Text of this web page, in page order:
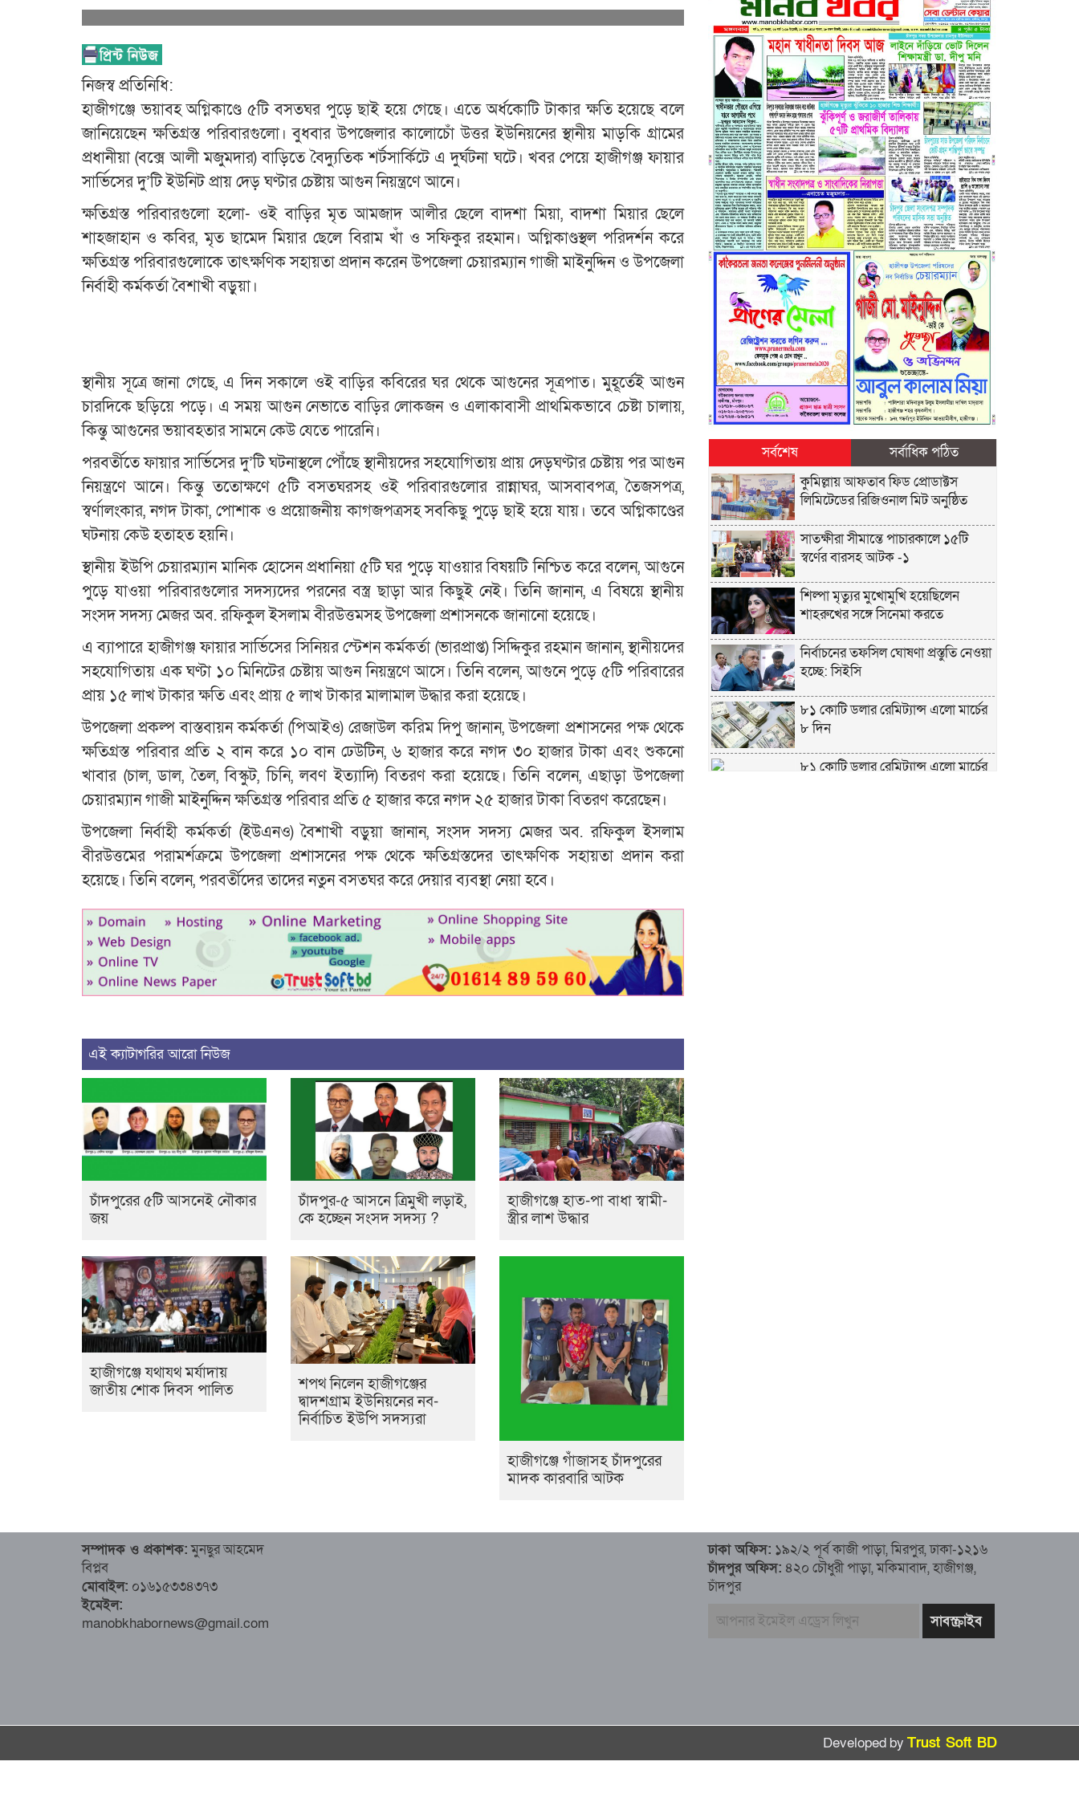
নিজস্ব প্রতিনিধি:
হাজীগঞ্জে ভয়াবহ অগ্নিকাণ্ডে ৫টি বসতঘর পুড়ে ছাই হয়ে গেছে। এতে অর্ধকোটি টাকার ক্ষতি হয়েছে বলে
জানিয়েছেন ক্ষতিগ্রস্ত পরিবারগুলো। বুধবার উপজেলার কালোচোঁ উত্তর ইউনিয়নের স্থানীয় মাড়কি গ্রামের
প্রধানীয়া (বক্সে আলী মজুমদার) বাড়িতে বৈদ্যুতিক শর্টসার্কিটে এ দুর্ঘটনা ঘটে। খবর পেয়ে হাজীগঞ্জ ফায়ার
সার্ভিসের দু’টি ইউনিট প্রায় দেড় ঘণ্টার চেষ্টায় আগুন নিয়ন্ত্রণে আনে।
ক্ষতিগ্রস্ত পরিবারগুলো হলো- ওই বাড়ির মৃত আমজাদ আলীর ছেলে বাদশা মিয়া, বাদশা মিয়ার ছেলে
শাহজাহান ও কবির, মৃত ছামেদ মিয়ার ছেলে বিরাম খাঁ ও সফিকুর রহমান। অগ্নিকাণ্ডস্থল পরিদর্শন করে
ক্ষতিগ্রস্ত পরিবারগুলোকে তাৎক্ষণিক সহায়তা প্রদান করেন উপজেলা চেয়ারম্যান গাজী মাইনুদ্দিন ও উপজেলা
নির্বাহী কর্মকর্তা বৈশাখী বড়ুয়া।
স্থানীয় সূত্রে জানা গেছে, এ দিন সকালে ওই বাড়ির কবিরের ঘর থেকে আগুনের সূত্রপাত। মুহূর্তেই আগুন
চারদিকে ছড়িয়ে পড়ে। এ সময় আগুন নেভাতে বাড়ির লোকজন ও এলাকাবাসী প্রাথমিকভাবে চেষ্টা চালায়,
কিন্তু আগুনের ভয়াবহতার সামনে কেউ যেতে পারেনি।
পরবর্তীতে ফায়ার সার্ভিসের দু’টি ঘটনাস্থলে পৌঁছে স্থানীয়দের সহযোগিতায় প্রায় দেড়ঘণ্টার চেষ্টায় পর আগুন
নিয়ন্ত্রণে আনে। কিন্তু ততোক্ষণে ৫টি বসতঘরসহ ওই পরিবারগুলোর রান্নাঘর, আসবাবপত্র, তৈজসপত্র,
স্বর্ণালংকার, নগদ টাকা, পোশাক ও প্রয়োজনীয় কাগজপত্রসহ সবকিছু পুড়ে ছাই হয়ে যায়। তবে অগ্নিকাণ্ডের
ঘটনায় কেউ হতাহত হয়নি।
স্থানীয় ইউপি চেয়ারম্যান মানিক হোসেন প্রধানিয়া ৫টি ঘর পুড়ে যাওয়ার বিষয়টি নিশ্চিত করে বলেন, আগুনে
পুড়ে যাওয়া পরিবারগুলোর সদস্যদের পরনের বস্ত্র ছাড়া আর কিছুই নেই। তিনি জানান, এ বিষয়ে স্থানীয়
সংসদ সদস্য মেজর অব. রফিকুল ইসলাম বীরউত্তমসহ উপজেলা প্রশাসনকে জানানো হয়েছে।
এ ব্যাপারে হাজীগঞ্জ ফায়ার সার্ভিসের সিনিয়র স্টেশন কর্মকর্তা (ভারপ্রাপ্ত) সিদ্দিকুর রহমান জানান, স্থানীয়দের
সহযোগিতায় এক ঘণ্টা ১০ মিনিটের চেষ্টায় আগুন নিয়ন্ত্রণে আসে। তিনি বলেন, আগুনে পুড়ে ৫টি পরিবারের
প্রায় ১৫ লাখ টাকার ক্ষতি এবং প্রায় ৫ লাখ টাকার মালামাল উদ্ধার করা হয়েছে।
উপজেলা প্রকল্প বাস্তবায়ন কর্মকর্তা (পিআইও) রেজাউল করিম দিপু জানান, উপজেলা প্রশাসনের পক্ষ থেকে
ক্ষতিগ্রস্ত পরিবার প্রতি ২ বান করে ১০ বান ঢেউটিন, ৬ হাজার করে নগদ ৩০ হাজার টাকা এবং শুকনো
খাবার (চাল, ডাল, তৈল, বিস্কুট, চিনি, লবণ ইত্যাদি) বিতরণ করা হয়েছে। তিনি বলেন, এছাড়া উপজেলা
চেয়ারম্যান গাজী মাইনুদ্দিন ক্ষতিগ্রস্ত পরিবার প্রতি ৫ হাজার করে নগদ ২৫ হাজার টাকা বিতরণ করেছেন।
উপজেলা নির্বাহী কর্মকর্তা (ইউএনও) বৈশাখী বড়ুয়া জানান, সংসদ সদস্য মেজর অব. রফিকুল ইসলাম
বীরউত্তমের পরামর্শক্রমে উপজেলা প্রশাসনের পক্ষ থেকে ক্ষতিগ্রস্তদের তাৎক্ষণিক সহায়তা প্রদান করা
হয়েছে। তিনি বলেন, পরবর্তীদের তাদের নতুন বসতঘর করে দেয়ার ব্যবস্থা নেয়া হবে।
এই ক্যাটাগরির আরো নিউজ
চাঁদপুরের ৫টি আসনেই নৌকার
জয়
চাঁদপুর-৫ আসনে ত্রিমুখী লড়াই,
কে হচ্ছেন সংসদ সদস্য ?
হাজীগঞ্জে হাত-পা বাধা স্বামী-
স্ত্রীর লাশ উদ্ধার
হাজীগঞ্জে যথাযথ মর্যাদায়
জাতীয় শোক দিবস পালিত
শপথ নিলেন হাজীগঞ্জের
দ্বাদশগ্রাম ইউনিয়নের নব-
নির্বাচিত ইউপি সদস্যরা
হাজীগঞ্জে গাঁজাসহ চাঁদপুরের
মাদক কারবারি আটক
সর্বশেষ
সর্বাধিক পঠিত
কুমিল্লায় আফতাব ফিড প্রোডাক্টস
লিমিটেডের রিজিওনাল মিট অনুষ্ঠিত
সাতক্ষীরা সীমান্তে পাচারকালে ১৫টি
স্বর্ণের বারসহ আটক -১
শিল্পা মৃত্যুর মুখোমুখি হয়েছিলেন
শাহরুখের সঙ্গে সিনেমা করতে
নির্বাচনের তফসিল ঘোষণা প্রস্তুতি নেওয়া
হচ্ছে: সিইসি
৮১ কোটি ডলার রেমিট্যান্স এলো মার্চের
৮ দিন
৮১ কোটি ডলার রেমিট্যান্স এলো মার্চের
সম্পাদক ও প্রকাশক:মুনছুর আহমেদ
বিপ্লব
মোবাইল: ০১৬১৫৩৩৪৩৭৩
ইমেইল:
manobkhabornews@gmail.com
ঢাকা অফিস: ১৯২/২ পূর্ব কাজী পাড়া, মিরপুর, ঢাকা-১২১৬
চাঁদপুর অফিস: ৪২০ চৌধুরী পাড়া, মকিমাবাদ, হাজীগঞ্জ,
চাঁদপুর
Developed by Trust Soft BD